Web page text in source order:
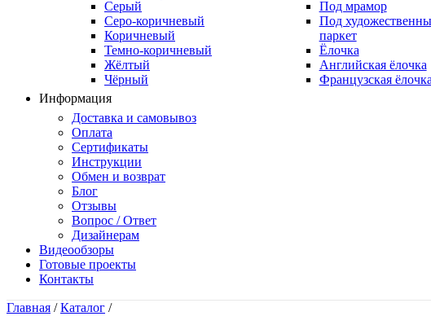
Серый
Серо-коричневый
Коричневый
Темно-коричневый
Жёлтый
Чёрный
Под мрамор
Под
паркет
Ёлочка
Английская ёлочка
Французская ёлочка
Информация
Доставка и самовывоз
Оплата
Сертификаты
Инструкции
Обмен и возврат
Блог
Отзывы
Вопрос / Ответ
Дизайнерам
Видеообзоры
Готовые проекты
Контакты
Главная /Каталог /